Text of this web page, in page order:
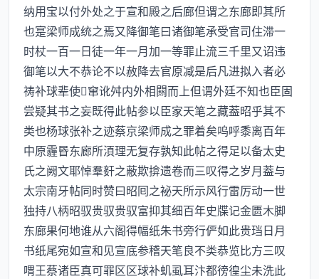
纳用宝以付外处之于宣和殿之后廊但谓之东廊即其所
也寔梁师成统之焉又降御笔曰诸御笔承受官司住滞一
时杖一百一日徒一年一月加一等罪止流三千里又诏违
御笔以大不恭论不以赦降去官原减是后凡进拟入者必
祷补球辈使窜讹舛内外相闗而上但谓外廷不知也臣固
尝疑其书之妄既得此帖参以臣家天笔之藏葢昭乎其不
类也杨球张补之迹蔡京梁师成之罪着矣呜呼黍离百年
中原霾昬东廊所湏理无复存孰知此帖之得足以备太史
氏之阙文耶悼羣姧之蔽欺揜遗卷而三叹得之岁月葢与
太宗南牙帖同时赞曰昭囘之袐天所示风行雷厉动一世
独持八柄昭驭贵驭贵驭富抑其细百年史牒记金匮木脚
东廊果何地谁从六阁得幅纸朱书旁行俨如此贵珰日月
书纸尾宛如宣和见宣底参稽天笔良不类恭览比方三叹
喟王蔡诸臣真可罪区区球补虮虱耳汴都徬徨尘未洗此